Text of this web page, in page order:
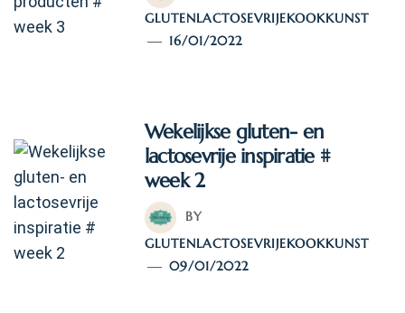
GLUTENLACTOSEVRIJEKOOKKUNST
16/01/2022
Wekelijkse gluten- en
lactosevrije inspiratie #
week 2
BY
GLUTENLACTOSEVRIJEKOOKKUNST
09/01/2022